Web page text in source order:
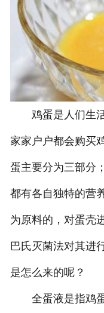
鸡蛋是人们生活
家家户户都会购买
蛋主要分为三部分
都有各自独特的营
为原料的，对蛋壳
巴氏灭菌法对其进
是怎么来的呢？
全蛋液是指鸡